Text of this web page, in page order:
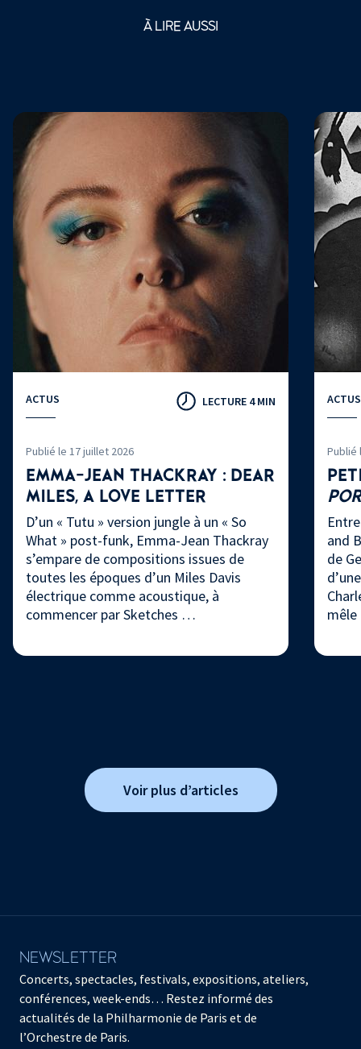
À LIRE AUSSI
ACTUS LECTURE 4 MIN
Publié le 17 juillet 2026
EMMA-JEAN THACKRAY : DEAR
MILES, A LOVE LETTER
D’un « Tutu » version jungle à un « So
What » post-funk, Emma-Jean Thackray
s’empare de compositions issues de
toutes les époques d’un Miles Davis
électrique comme acoustique, à
commencer par Sketches …
ACTUS
Publié
and
de
Voir plus d’articles
NEWSLETTER
Concerts, spectacles, festivals, expositions, ateliers,
conférences, week-ends… Restez informé des
actualités de la Philharmonie de Paris et de
l’Orchestre de Paris.